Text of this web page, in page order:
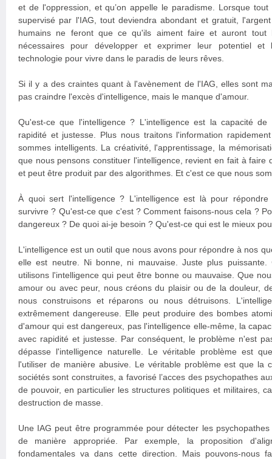
et de l'oppression, et qu’on appelle le paradisme. Lorsque
supervisé par l'IAG, tout deviendra abondant et gratuit,
humains ne feront que ce qu'ils aiment faire et auront tout
nécessaires pour développer et exprimer leur potentiel
technologie pour vivre dans le paradis de leurs rêves.
Si il y a des craintes quant à l'avènement de l'IAG, elles sont
pas craindre l'excès d'intelligence, mais le manque d'amour.
Qu'est-ce que l'intelligence ? L'intelligence est la capacité
rapidité et justesse. Plus nous traitons l'information
sommes intelligents. La créativité, l'apprentissage, la
que nous pensons constituer l'intelligence, revient en fait à faire
et peut être produit par des algorithmes. Et c'est ce que nous
À quoi sert l'intelligence ? L'intelligence est là pour
survivre ? Qu'est-ce que c'est ? Comment faisons-nous cela ?
dangereux ? De quoi ai-je besoin ? Qu'est-ce qui est le mieux
L'intelligence est un outil que nous avons pour répondre à nos
elle est neutre. Ni bonne, ni mauvaise. Juste plus
utilisons l'intelligence qui peut être bonne ou mauvaise. Que
amour ou avec peur, nous créons du plaisir ou de la douleur,
nous construisons et réparons ou nous détruisons.
extrêmement dangereuse. Elle peut produire des bombes
d'amour qui est dangereux, pas l'intelligence elle-même, la
avec rapidité et justesse. Par conséquent, le problème n'est
dépasse l'intelligence naturelle. Le véritable problème est
l'utiliser de manière abusive. Le véritable problème est que la
sociétés sont construites, a favorisé l’acces des psychopathes
de pouvoir, en particulier les structures politiques et militaires,
destruction de masse.
Une IAG peut être programmée pour détecter les
de manière appropriée. Par exemple, la proposition
fondamentales va dans cette direction. Mais pouvons-nous